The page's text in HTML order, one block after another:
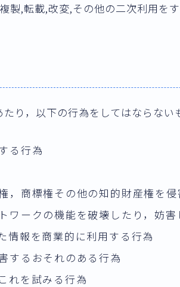
製,転載,改変,その他の二次利用を
り，以下の行為をしてはならない
る行為
，商標権その他の知的財産権を侵
ワークの機能を破壊したり，妨
情報を商業的に利用する行為
するおそれのある行為
れを試みる行為